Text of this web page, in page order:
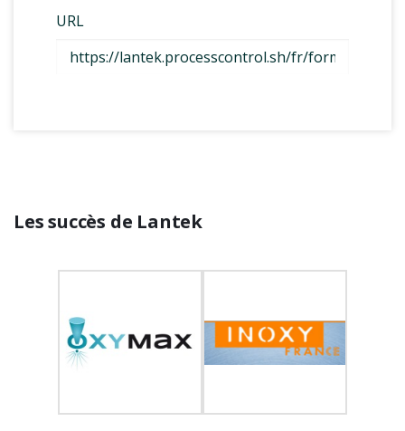
Les succès de Lantek